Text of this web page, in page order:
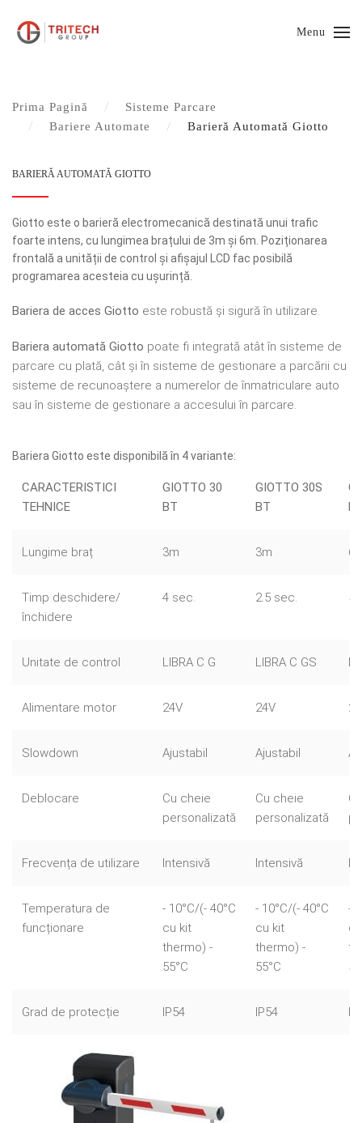
Menu
Prima Pagină
Sisteme Parcare
Bariere Automate
Barieră Automată Giotto
BARIERĂ AUTOMATĂ GIOTTO
Giotto este o barieră electromecanică destinată unui trafic
foarte intens, cu lungimea brațului de 3m și 6m. Poziționarea
frontală a unității de control și afișajul LCD fac posibilă
programarea acesteia cu ușurință.
Bariera de acces Giotto este robustă și sigură în utilizare.
Bariera automată Giotto poate fi integrată atât în sisteme de
parcare cu plată, cât și în sisteme de gestionare a parcării cu
sisteme de recunoaștere a numerelor de înmatriculare auto
sau în sisteme de gestionare a accesului în parcare.
Bariera Giotto este disponibilă în 4 variante:
CARACTERISTICI
TEHNICE
GIOTTO 30
BT
GIOTTO 30S
BT
Lungime braț 3m 3m
Timp deschidere/
închidere
4 sec. 2.5 sec. 5
Unitate de control LIBRA C G LIBRA C GS
Alimentare motor 24V 24V
Slowdown Ajustabil Ajustabil
Deblocare
Cu cheie
personalizată
Cu cheie
personalizată
Frecvența de utilizare Intensivă Intensivă
Temperatura de
funcționare
- 10°C/(- 40°C
cu kit
thermo) -
55°C
- 10°C/(- 40°C
cu kit
thermo) -
55°C
-
Grad de protecție IP54 IP54